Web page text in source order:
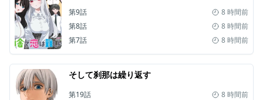
第9話
8 時間前
第8話
8 時間前
第7話
8 時間前
そして刹那は繰り返す
第19話
8 時間前